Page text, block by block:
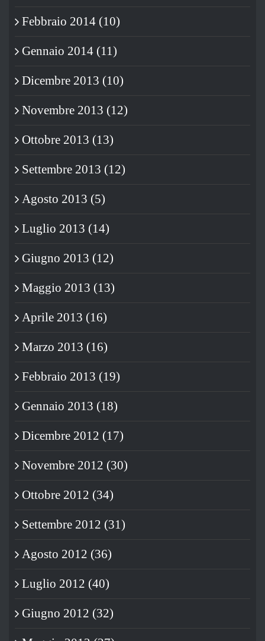
Febbraio 2014 (10)
Gennaio 2014 (11)
Dicembre 2013 (10)
Novembre 2013 (12)
Ottobre 2013 (13)
Settembre 2013 (12)
Agosto 2013 (5)
Luglio 2013 (14)
Giugno 2013 (12)
Maggio 2013 (13)
Aprile 2013 (16)
Marzo 2013 (16)
Febbraio 2013 (19)
Gennaio 2013 (18)
Dicembre 2012 (17)
Novembre 2012 (30)
Ottobre 2012 (34)
Settembre 2012 (31)
Agosto 2012 (36)
Luglio 2012 (40)
Giugno 2012 (32)